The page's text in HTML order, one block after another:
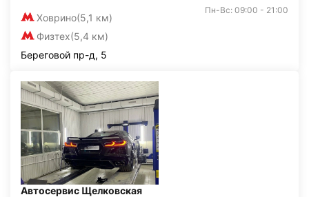
Ховрино(5,1 км)
Физтех(5,4 км)
Пн-Вс: 09:00 - 21:00
Береговой пр-д, 5
Автосервис Щелковская